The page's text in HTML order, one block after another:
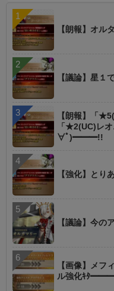
【朗報】オル
【議論】星１
【朗報】「
「★2(UC)レ
∀ﾟ)━━━!!
【強化】とり
【議論】今の
【画像】メフ
ル強化ｷﾀ